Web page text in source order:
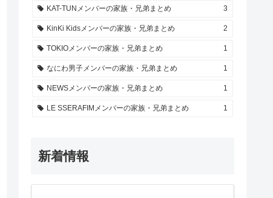
KAT-TUNメンバーの家族・兄弟まとめ 3
KinKi Kidsメンバーの家族・兄弟まとめ 2
TOKIOメンバーの家族・兄弟まとめ 1
なにわ男子メンバーの家族・兄弟まとめ 1
NEWSメンバーの家族・兄弟まとめ 1
LE SSERAFIMメンバーの家族・兄弟まとめ 1
新着情報